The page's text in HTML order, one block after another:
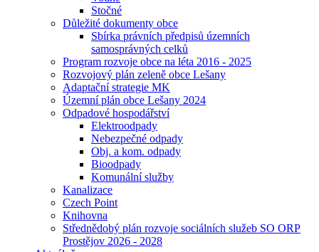
Stočné
Důležité dokumenty obce
Sbírka právních předpisů územních
samosprávných celků
Program rozvoje obce na léta 2016 - 2025
Rozvojový plán zeleně obce Lešany
Adaptační strategie MK
Územní plán obce Lešany 2024
Odpadové hospodářství
Elektroodpady
Nebezpečné odpady
Obj. a kom. odpady
Bioodpady
Komunální služby
Kanalizace
Czech Point
Knihovna
Střednědobý plán rozvoje sociálních služeb SO ORP
Prostějov 2026 - 2028